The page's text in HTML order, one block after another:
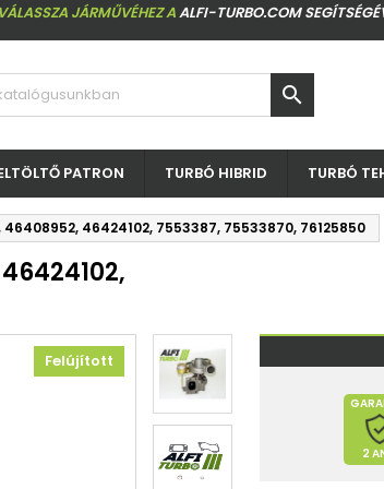
VÁLASSZA JÁRMŰVÉHEZ AALFI-TURBO.COM

PATRON TURBÓ HIBRID TURBÓ
46408952, 46424102, 7553387, 75533870, 76125850
Felújított
2